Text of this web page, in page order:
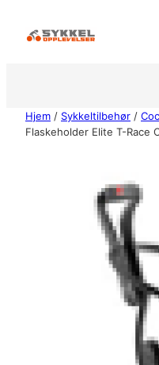
Hjem / Sykkeltilbehør /
Flaskeholder Elite T-Race